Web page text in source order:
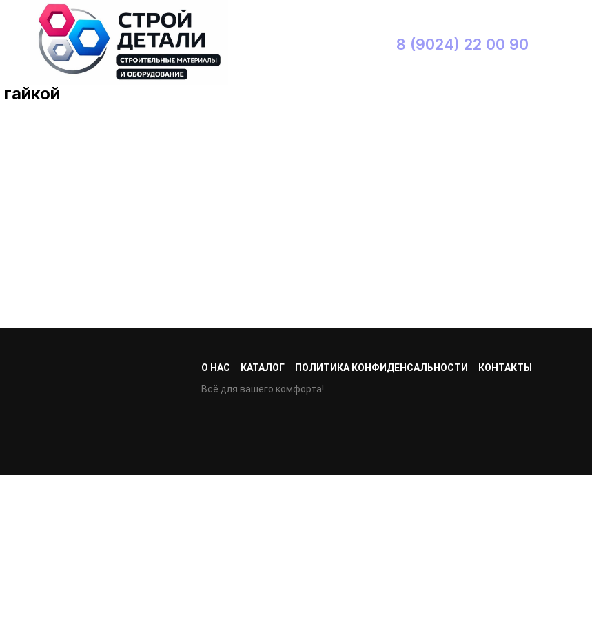
8 (9024) 22 00 90
О НАС КАТАЛОГ ПОЛИТИКА КОНФИДЕНСАЛЬНОСТИ
КОНТАКТЫ
Всё для вашего комфорта!